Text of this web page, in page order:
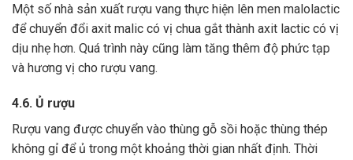
Một số nhà sản xuất rượu vang thực hiện lên men malolactic
để chuyển đổi axit malic có vị chua gắt thành axit lactic có vị
dịu nhẹ hơn. Quá trình này cũng làm tăng thêm độ phức tạp
và hương vị cho rượu vang.
4.6. Ủ rượu
Rượu vang được chuyển vào thùng gỗ sồi hoặc thùng thép
không gỉ để ủ trong một khoảng thời gian nhất định. Thời